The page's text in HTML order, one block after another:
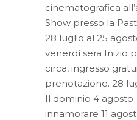
cinematografica
Show presso la
28 luglio al 25
venerdì sera Inizio
circa, ingresso
prenotazione. 28
Il dominio 4 agosto
innamorare 11